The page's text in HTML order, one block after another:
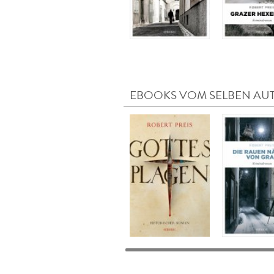
EBOOKS VOM SELBEN